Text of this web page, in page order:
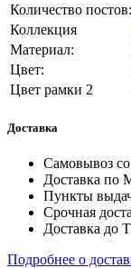
Количество постов:
Коллекция
Материал:
Цвет:
Цвет рамки 2
Доставка
Самовывоз
Доставка по
Пункты
Срочная
Доставка до
Подробнее о